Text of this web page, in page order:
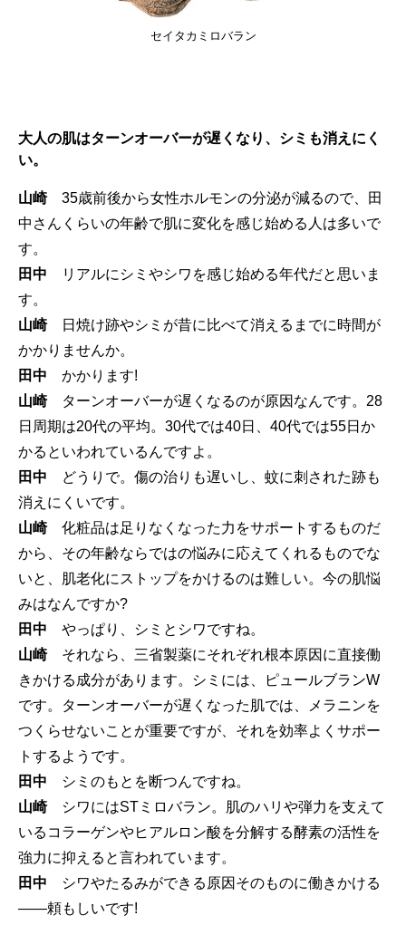
セイタカミロバラン
大人の肌はターンオーバーが遅くなり、シミも消えにく
い。
山崎35歳前後から女性ホルモンの分泌が減るので、田
中さんくらいの年齢で肌に変化を感じ始める人は多いで
す。
田中 リアルにシミやシワを感じ始める年代だと思いま
す。
山崎日焼け跡やシミが昔に比べて消えるまでに時間が
かかりませんか。
田中 かかります!
山崎ターンオーバーが遅くなるのが原因なんです。28
日周期は20代の平均。30代では40日、40代では55日か
かるといわれているんですよ。
田中 どうりで。傷の治りも遅いし、蚊に刺された跡も
消えにくいです。
山崎化粧品は足りなくなった力をサポートするものだ
から、その年齢ならではの悩みに応えてくれるものでな
いと、肌老化にストップをかけるのは難しい。今の肌悩
みはなんですか?
田中 やっぱり、シミとシワですね。
山崎それなら、三省製薬にそれぞれ根本原因に直接働
きかける成分があります。シミには、ピュールブランW
です。ターンオーバーが遅くなった肌では、メラニンを
つくらせないことが重要ですが、それを効率よくサポー
トするようです。
田中 シミのもとを断つんですね。
山崎シワにはSTミロバラン。肌のハリや弾力を支えて
いるコラーゲンやヒアルロン酸を分解する酵素の活性を
強力に抑えると言われています。
田中 シワやたるみができる原因そのものに働きかける
――頼もしいです!